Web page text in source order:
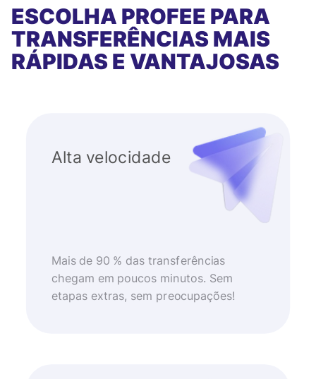
ESCOLHA PROFEE PARA
TRANSFERÊNCIAS MAIS
RÁPIDAS E VANTAJOSAS
Alta velocidade
Mais de 90 % das transferências
chegam em poucos minutos. Sem
etapas extras, sem preocupações!